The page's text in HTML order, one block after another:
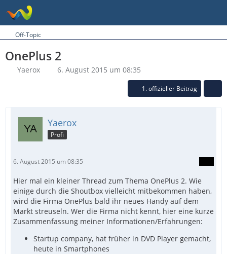
Off-Topic
OnePlus 2
Yaerox 6. August 2015 um 08:35
1. offizieller Beitrag
Yaerox
Profi
6. August 2015 um 08:35
Hier mal ein kleiner Thread zum Thema OnePlus 2. Wie
einige durch die Shoutbox vielleicht mitbekommen haben,
wird die Firma OnePlus bald ihr neues Handy auf dem
Markt streuseln. Wer die Firma nicht kennt, hier eine kurze
Zusammenfassung meiner Informationen/Erfahrungen:
Startup company, hat früher in DVD Player gemacht,
heute in Smartphones